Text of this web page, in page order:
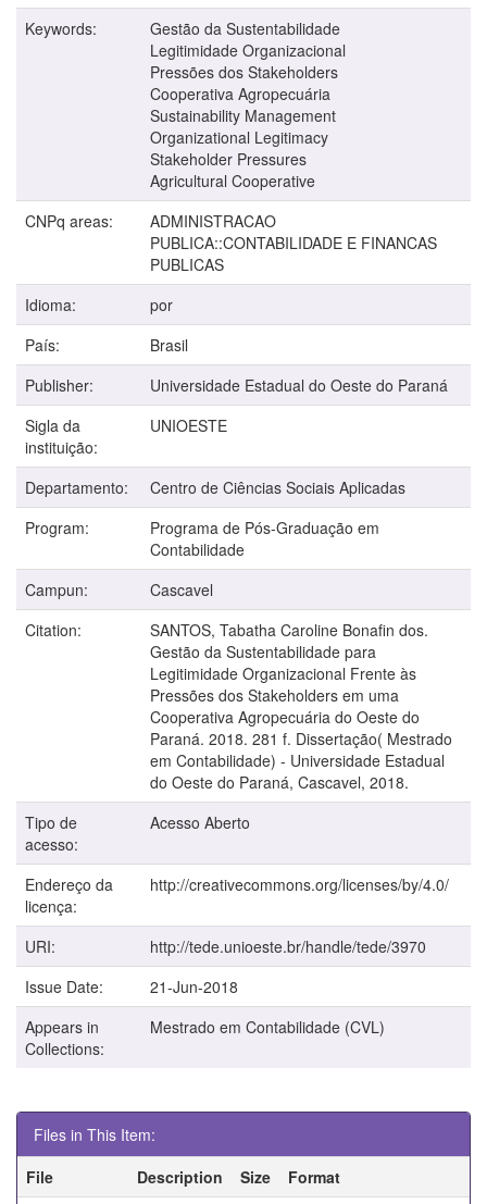
Keywords:
Gestão da Sustentabilidade
Legitimidade Organizacional
Pressões dos Stakeholders
Cooperativa Agropecuária
Sustainability Management
Organizational Legitimacy
Stakeholder Pressures
Agricultural Cooperative
CNPq areas:
ADMINISTRACAO
PUBLICA::CONTABILIDADE E FINANCAS
PUBLICAS
Idioma:
por
País:
Brasil
Publisher:
Universidade Estadual do Oeste do Paraná
Sigla da
instituição:
UNIOESTE
Departamento:
Centro de Ciências Sociais Aplicadas
Program:
Programa de Pós-Graduação em
Contabilidade
Campun:
Cascavel
Citation:
SANTOS, Tabatha Caroline Bonafin dos.
Gestão da Sustentabilidade para
Legitimidade Organizacional Frente às
Pressões dos Stakeholders em uma
Cooperativa Agropecuária do Oeste do
Paraná. 2018. 281 f. Dissertação( Mestrado
em Contabilidade) - Universidade Estadual
do Oeste do Paraná, Cascavel, 2018.
Tipo de
acesso:
Acesso Aberto
Endereço da
licença:
http://creativecommons.org/licenses/by/4.0/
URI:
http://tede.unioeste.br/handle/tede/3970
Issue Date:
21-Jun-2018
Appears in
Collections:
Mestrado em Contabilidade (CVL)
Files in This Item:
File
Description Size
Format